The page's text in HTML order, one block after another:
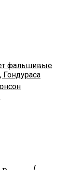
фальшивые
Гондураса